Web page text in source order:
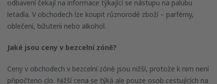
odbavení čekají na informace týkající se nástupu na palubu
letadla. V obchodech lze koupit různorodé zboží – parfémy,
oblečení, bižuterii nebo alkohol.
Jaké jsou ceny v bezcelní zóně?
Ceny v obchodech v bezcelní zóně jsou nižší, protože k nim není
připočteno clo. Nižší cena se týká ale pouze osob cestujících na